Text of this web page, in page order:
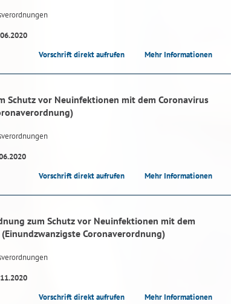
Vorschrift direkt aufrufen Mehr Informationen
Schutz vor Neuinfektionen mit dem Coronavirus
Vorschrift direkt aufrufen Mehr Informationen
zum Schutz vor Neuinfektionen mit dem
(Einundzwanzigste Coronaverordnung)
Vorschrift direkt aufrufen Mehr Informationen